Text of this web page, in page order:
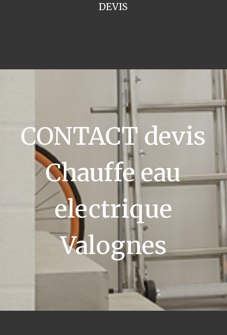
DEVIS
CONTACT devis
Chauffe eau
electrique
Valognes